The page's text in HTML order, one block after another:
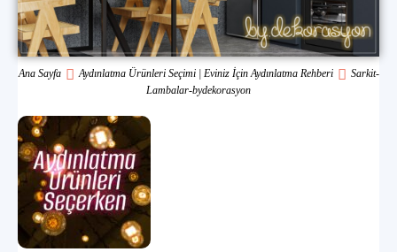
Ana Sayfa Aydınlatma Ürünleri Seçimi | Eviniz İçin Aydınlatma Rehberi
Sarkit-
Lambalar-bydekorasyon